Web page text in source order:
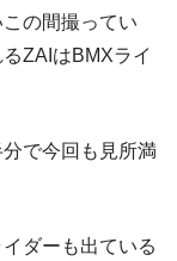
の間撮ってい
ZAIはBMXライ
で今回も見所満
ダーも出ている